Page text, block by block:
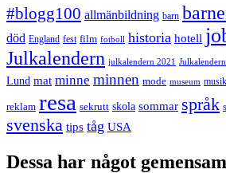
#blogg100 allmänbildning barn
död England fest film fotboll historia hotell
Julkalendern julkalendern 2021
Lund mat minne minnen mode museum musik
reklam resa sekrutt skola sommar språk
svenska tips tåg USA
Dessa har något